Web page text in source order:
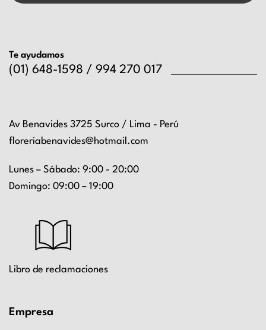
Te ayudamos
(01) 648-1598 / 994 270 017
Av Benavides 3725 Surco / Lima - Perú
floreriabenavides@hotmail.com
Lunes – Sábado: 9:00 - 20:00
Domingo: 09:00 – 19:00
Libro de reclamaciones
Empresa